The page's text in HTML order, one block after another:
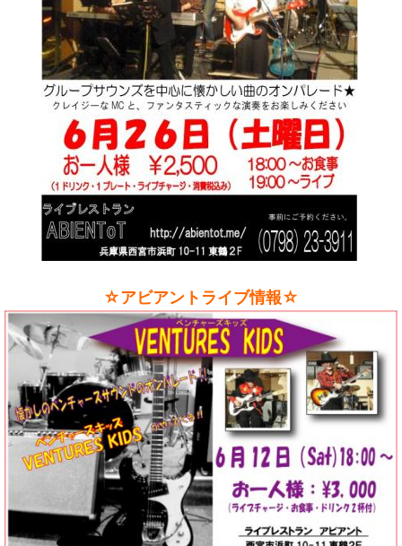
☆アビアントライブ情報☆